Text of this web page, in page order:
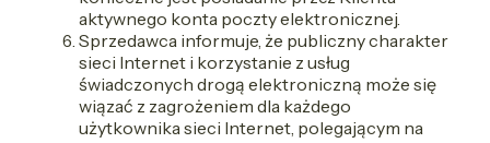
aktywnego konta poczty elektronicznej.
Sprzedawca informuje, że publiczny charakter
sieci Internet i korzystanie z usług
świadczonych drogą elektroniczną może się
wiązać z zagrożeniem dla każdego
użytkownika sieci Internet, polegającym na